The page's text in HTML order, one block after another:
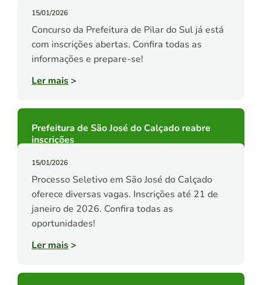
15/01/2026
Concurso da Prefeitura de Pilar do Sul já está
com inscrições abertas. Confira todas as
informações e prepare-se!
Ler mais>
Prefeitura de São José do Calçado reabre
inscrições
15/01/2026
Processo Seletivo em São José do Calçado
oferece diversas vagas. Inscrições até 21 de
janeiro de 2026. Confira todas as
oportunidades!
Ler mais>